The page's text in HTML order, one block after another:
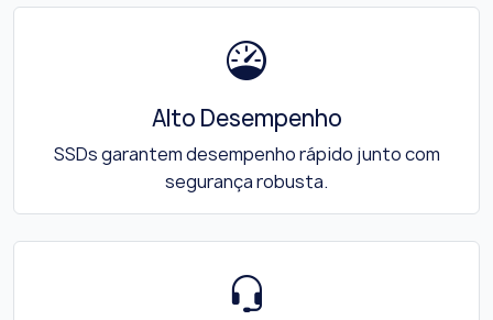
Alto Desempenho
SSDs garantem desempenho rápido junto com
segurança robusta.